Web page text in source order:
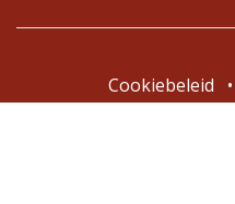
Cookiebeleid •